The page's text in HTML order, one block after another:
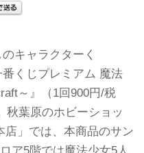
キャラクターく
番くじプレミアム 魔法
～』（1回900円/税
秋葉原のホビーショッ
店」では、本商品のサン